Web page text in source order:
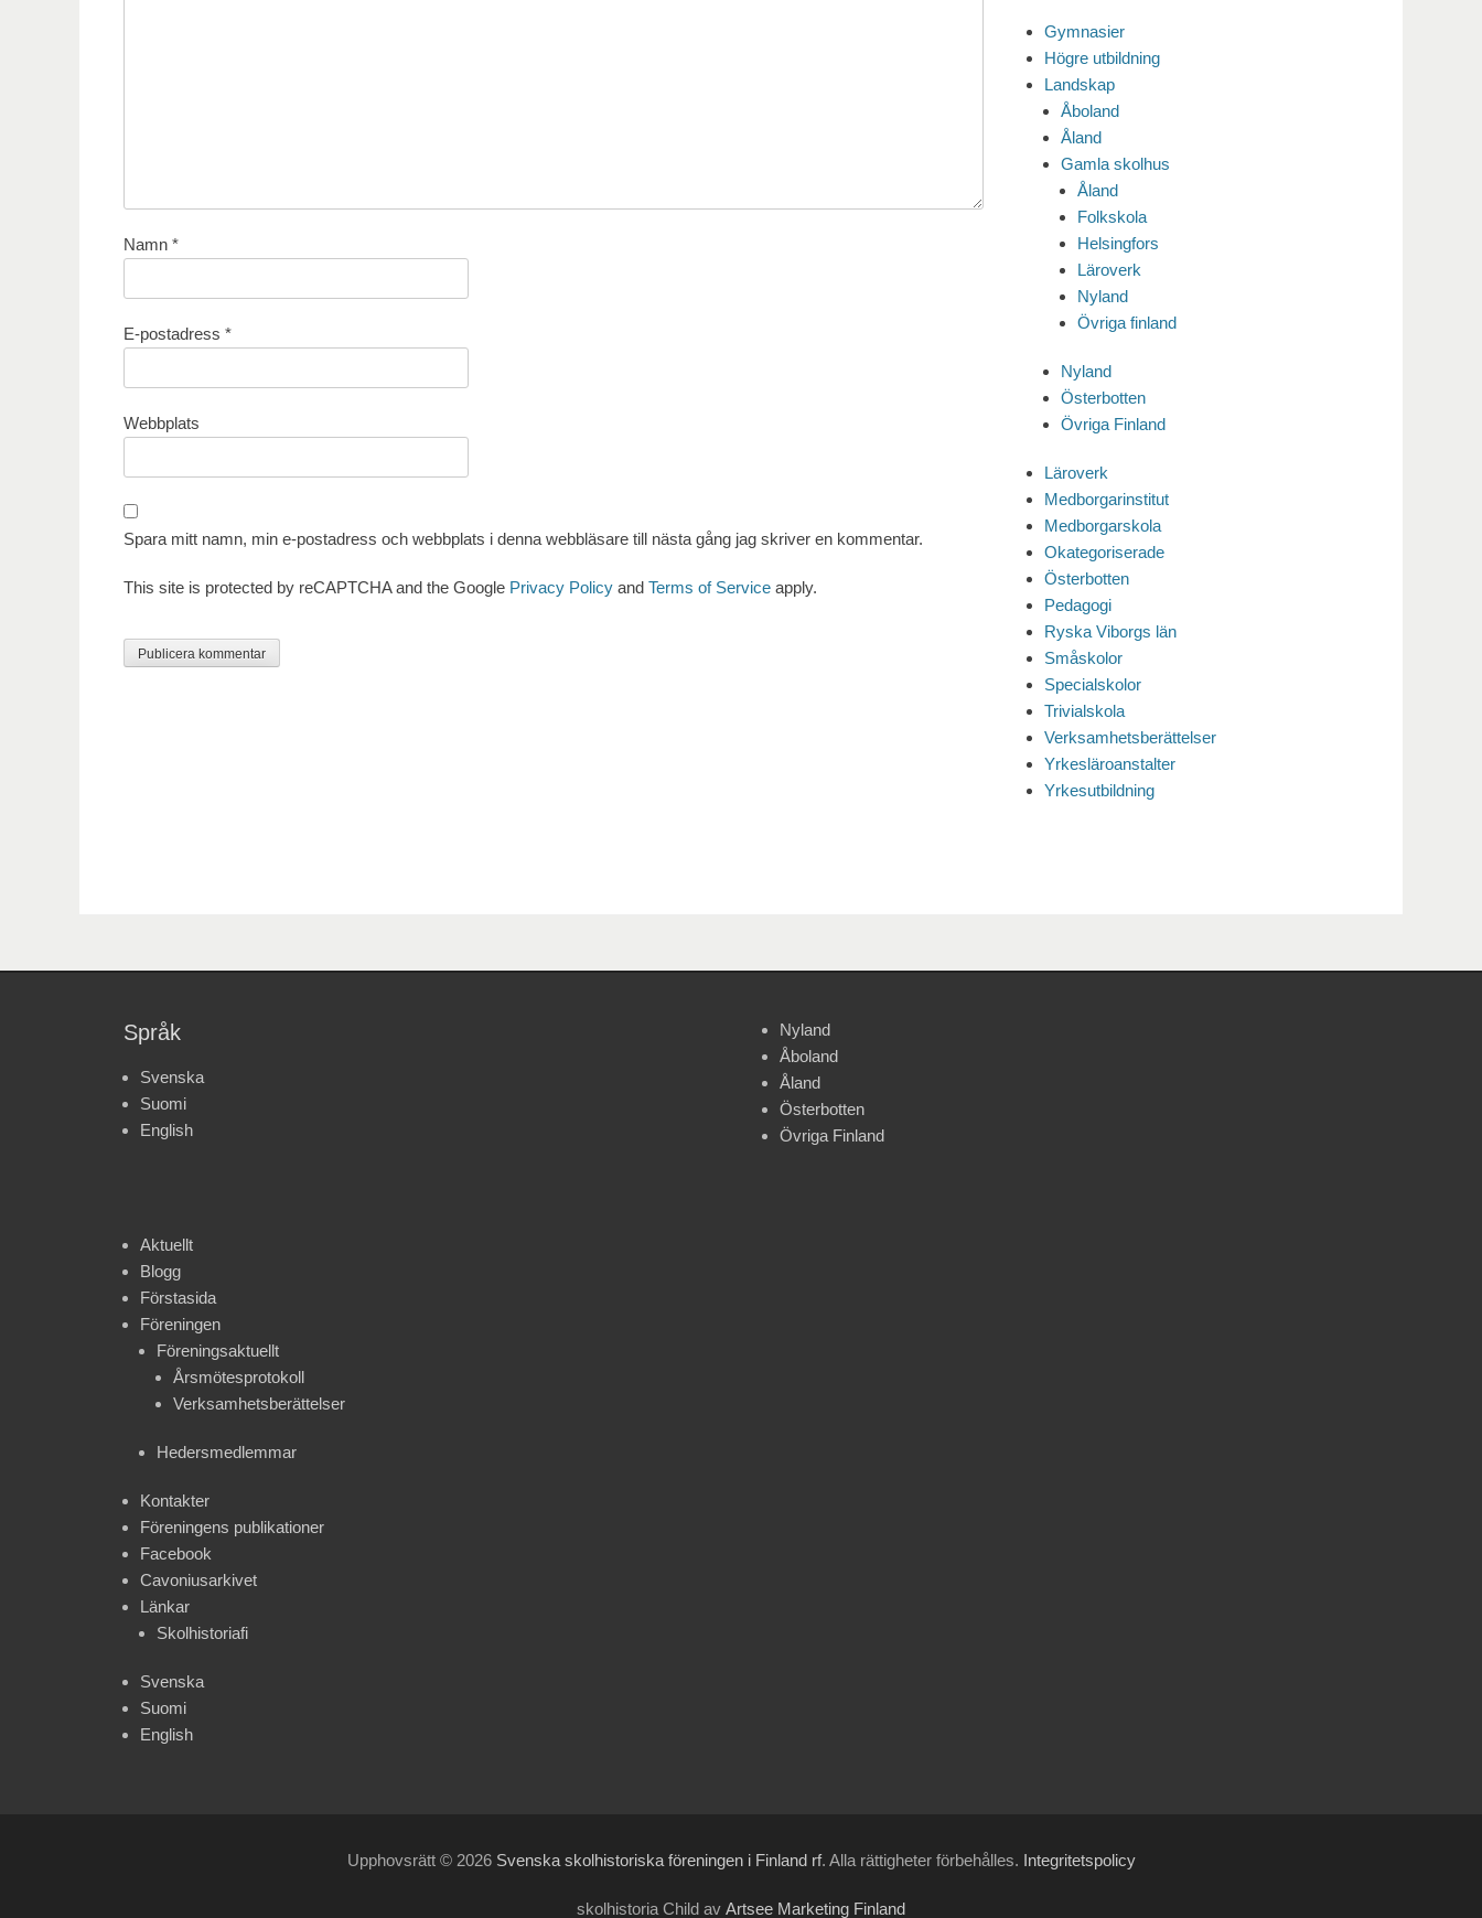
Namn *
E-postadress *
Webbplats
Spara mitt namn, min e-postadress och webbplats i denna webbläsare till nästa gång jag skriver en kommentar.
This site is protected by reCAPTCHA and the Google Privacy Policy and Terms of Service apply.
Gymnasier
Högre utbildning
Landskap
Åboland
Åland
Gamla skolhus
Åland
Folkskola
Helsingfors
Läroverk
Nyland
Övriga finland
Nyland
Österbotten
Övriga Finland
Läroverk
Medborgarinstitut
Medborgarskola
Okategoriserade
Österbotten
Pedagogi
Ryska Viborgs län
Småskolor
Specialskolor
Trivialskola
Verksamhetsberättelser
Yrkesläroanstalter
Yrkesutbildning
Språk
Svenska
Suomi
English
Aktuellt
Blogg
Förstasida
Föreningen
Föreningsaktuellt
Årsmötesprotokoll
Verksamhetsberättelser
Hedersmedlemmar
Kontakter
Föreningens publikationer
Facebook
Cavoniusarkivet
Länkar
Skolhistoriafi
Svenska
Suomi
English
Nyland
Åboland
Åland
Österbotten
Övriga Finland
Upphovsrätt © 2026 Svenska skolhistoriska föreningen i Finland rf. Alla rättigheter förbehålles. Integritetspolicy
skolhistoria Child av Artsee Marketing Finland